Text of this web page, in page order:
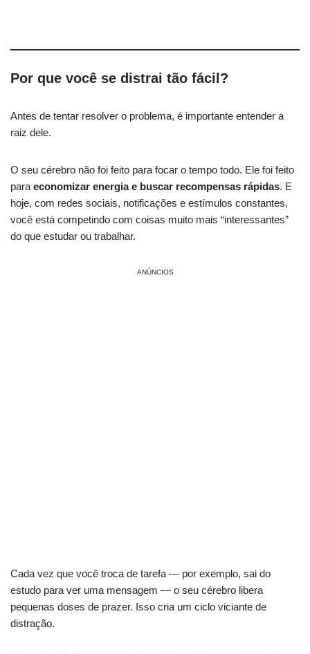
Por que você se distrai tão fácil?
Antes de tentar resolver o problema, é importante entender a
raiz dele.
O seu cérebro não foi feito para focar o tempo todo. Ele foi feito
para economizar energia e buscar recompensas rápidas. E
hoje, com redes sociais, notificações e estímulos constantes,
você está competindo com coisas muito mais “interessantes”
do que estudar ou trabalhar.
ANÚNCIOS
Cada vez que você troca de tarefa — por exemplo, sai do
estudo para ver uma mensagem — o seu cérebro libera
pequenas doses de prazer. Isso cria um ciclo viciante de
distração.